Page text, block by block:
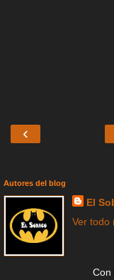
‹
Autores del blog
El
Ver todo
Con